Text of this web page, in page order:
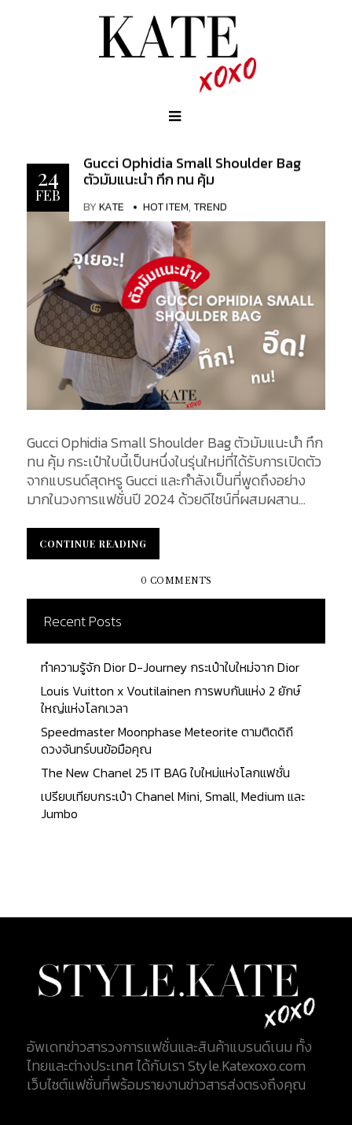
24
FEB
Gucci Ophidia Small Shoulder Bag
ตัวมัมแนะนำ ทึก ทน คุ้ม
BYKATE HOT ITEM, TREND
Gucci Ophidia Small Shoulder Bag ตัวมัมแนะนำ ทึก
ทน คุ้ม กระเป๋าใบนี้เป็นหนึ่งในรุ่นใหม่ที่ได้รับการเปิดตัว
จากแบรนด์สุดหรู Gucci และกำลังเป็นที่พูดถึงอย่าง
มากในวงการแฟชั่นปี 2024 ด้วยดีไซน์ที่ผสมผสาน
เพียงแต่โดดเด่นด้วยลวดลาย GG Supreme ที่เป็น
เอกลักษณ์ แต่ยังมาพร้อมฟังก์ชันการใช้งานที่หลาก
หลาย ตอบโจทย์สาวๆ ที่ต้องการกระเป๋าหรูหรา ทนทาน
ใช้งานได้ในทุกโอกาส ไม่ว่าจะเป็นการไปทำงาน หรือไป
เที่ยวในวันหยุดสุดพิเศษ ในบทความนี้ เราจะพาคุณไป
ทำความรู้จักกับกระเป๋า Ophidia Shoulder Bag ตั้งแต่
การออกแบบ วัสดุที่ใช้ การใช้งานที่หลากหลาย รวมถึง
ราคาจำหน่ายและเหตุผลที่ทำให้กระเป๋ารุ่นนี้กลายเป็นที่
นิยมอย่างรวดเร็วในหมู่แฟชั่นนิสต้า! Gucci Ophidia
กระเป๋ารุ่น Gucci Ophidia ถูกเปิดตัวครั้งแรกใน ปี
2018 โดย Alessandro Michele ผู้อำนวยการฝ่าย
สร้างสรรค์ของ Gucci ซึ่งได้แรงบันดาลใจจากดีไซน์และ
สไตล์ในยุค 70 ของแบรนด์ กระเป๋ารุ่นนี้เป็นการผสม
ผสานระหว่างลวดลาย GG Supreme ซึ่งเป็นเอกลักษณ์
ของ Gucci และวัสดุหนังที่มีคุณภาพสูง ทำให้กระเป๋ารุ่น
Ophidia เป็นตัวแทนของความคลาสสิกที่ยังคงทันสมัย
ทำให้ Gucci Ophidia กลายเป็นหนึ่งในรุ่นยอดนิยมที่อยู่
อย่างมากจากเหล่าแฟชั่นนิสต้าและผู้รักแฟชั่นทั่วโลก
ด้วยการผสมผสานระหว่างดีไซน์คลาสสิกและความ
ทนทานที่เหนือชั้น ทำให้เป็นตัวเลือกยอดนิยมที่ไม่ควร
พลาด กระเป๋ารุ่น Ophidia ได้รับแรงบันดาลใจจากสไตล์
ย้อนยุคของ Gucci ที่มีความเป็นอมตะ โดยการนำเสนอ
ในขนาดเล็ก...
CONTINUE READING
CONTINUE READING
0 COMMENTS
Recent Posts
ทำความรู้จัก Dior D-Journey กระเป๋าใบใหม่จาก Dior
Louis Vuitton x Voutilainen การพบกันแห่ง 2 ยักษ์
ใหญ่แห่งโลกเวลา
Speedmaster Moonphase Meteorite ตามติดดิถี
ดวงจันทร์บนข้อมือคุณ
The New Chanel 25 IT BAG ใบใหม่แห่งโลกแฟชั่น
เปรียบเทียบกระเป๋า Chanel Mini, Small, Medium และ
Jumbo
อัพเดทข่าวสารวงการแฟชั่นและสินค้าแบรนด์เนม ทั้ง
ไทยและต่างประเทศ ได้กับเรา Style.Katexoxo.com
เว็บไซต์แฟชั่นที่พร้อมรายงานข่าวสารส่งตรงถึงคุณ